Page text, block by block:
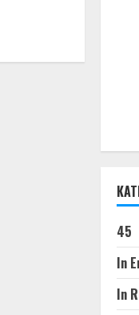
45
In
In